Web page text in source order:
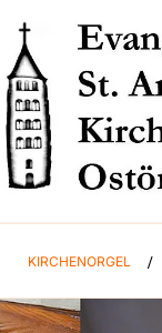
KIRCHENORGEL /